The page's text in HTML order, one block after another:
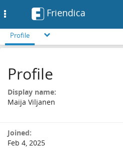
Friendica
Profile
Profile
Display name:
Maija Viljanen
Joined:
Feb 4, 2025